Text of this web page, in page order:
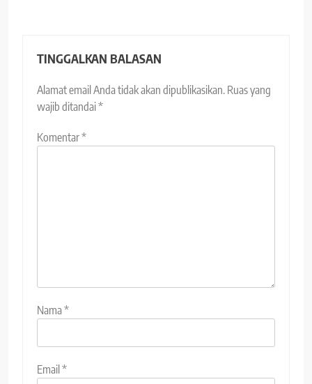
TINGGALKAN BALASAN
Alamat email Anda tidak akan dipublikasikan. Ruas yang
wajib ditandai*
Komentar*
Nama*
Email *